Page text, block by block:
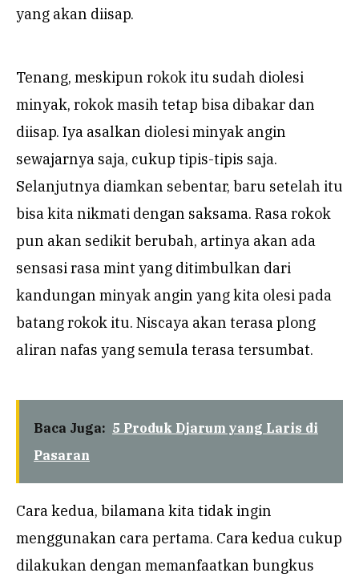
yang akan diisap.
Tenang, meskipun rokok itu sudah diolesi
minyak, rokok masih tetap bisa dibakar dan
diisap. Iya asalkan diolesi minyak angin
sewajarnya saja, cukup tipis-tipis saja.
Selanjutnya diamkan sebentar, baru setelah itu
bisa kita nikmati dengan saksama. Rasa rokok
pun akan sedikit berubah, artinya akan ada
sensasi rasa mint yang ditimbulkan dari
kandungan minyak angin yang kita olesi pada
batang rokok itu. Niscaya akan terasa plong
aliran nafas yang semula terasa tersumbat.
Baca Juga: 5 Produk Djarum yang Laris di
Pasaran
Cara kedua, bilamana kita tidak ingin
menggunakan cara pertama. Cara kedua cukup
dilakukan dengan memanfaatkan bungkus